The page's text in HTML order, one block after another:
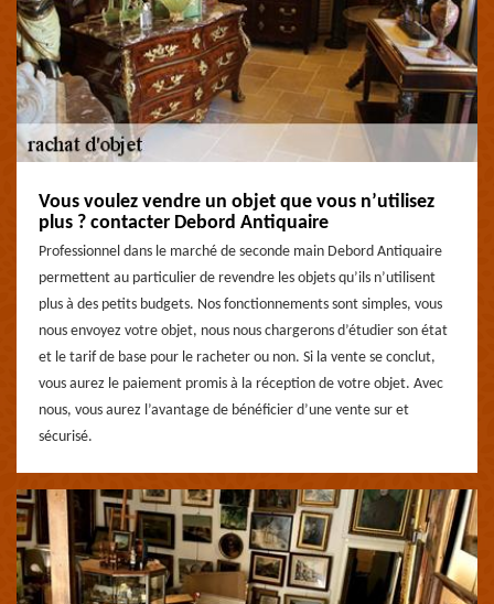
Vous voulez vendre un objet que vous n’utilisez
plus ? contacter Debord Antiquaire
Professionnel dans le marché de seconde main Debord Antiquaire
permettent au particulier de revendre les objets qu’ils n’utilisent
plus à des petits budgets. Nos fonctionnements sont simples, vous
nous envoyez votre objet, nous nous chargerons d’étudier son état
et le tarif de base pour le racheter ou non. Si la vente se conclut,
vous aurez le paiement promis à la réception de votre objet. Avec
nous, vous aurez l’avantage de bénéficier d’une vente sur et
sécurisé.